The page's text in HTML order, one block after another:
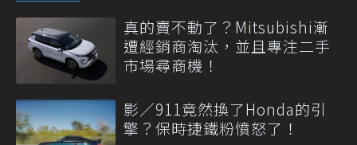
真的賣不動了？Mitsubishi漸
遭經銷商淘汰，並且專注二手
市場尋商機！
影／911竟然換了Honda的引
擎？保時捷鐵粉憤怒了！